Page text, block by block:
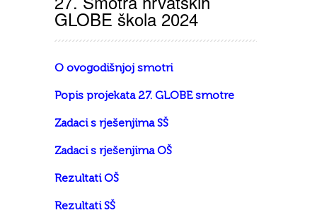
GLOBE škola 2024
O ovogodišnjoj smotri
Popis projekata 27. GLOBE smotre
Zadaci s rješenjima SŠ
Zadaci s rješenjima OŠ
Rezultati OŠ
Rezultati SŠ